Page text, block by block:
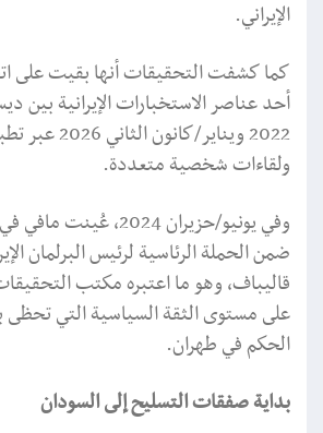
الإيراني.
كما كشفت التحقيقات أنها بقيت على
أحد عناصر الاستخبارات الإيرانية بين
2022 ويناير/
ولقاءات شخصية متعددة.
وفي يونيو/حزيران
ضمن الحملة الرئاسية لرئيس البرلمان
قاليباف، وهو ما اعتبره مكتب
على مستوى الثقة السياسية التي تحظى
الحكم في طهران.
بداية صفقات التسليح إلى السودان